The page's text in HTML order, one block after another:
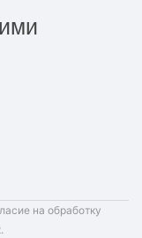
на обработку